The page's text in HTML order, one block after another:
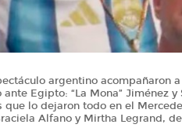
argentino acompañaron
Egipto: “La Mona” Jiménez
que lo dejaron todo en el
Alfano y Mirtha Legrand,